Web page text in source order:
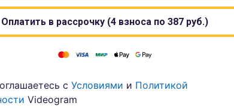
Оплатить в рассрочку (4 взноса по387 руб.)
сУсловиями и Политикой
Videogram